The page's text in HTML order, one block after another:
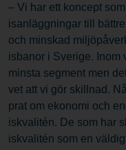
– Vi har ett koncept
isanläggningar till
och minskad
isbanor i Sverige. Inom
minsta segment men
vet att vi gör skillnad.
prat om ekonomi och
iskvalitén. De som har
iskvalitén som en